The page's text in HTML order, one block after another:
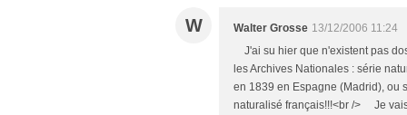
W Walter Grosse 13/12/2006 11:24
J'ai su hier que n'existent pas
les Archives Nationales : série
en 1839 en Espagne (Madrid), ou
naturalisé français!!!<br /> Je